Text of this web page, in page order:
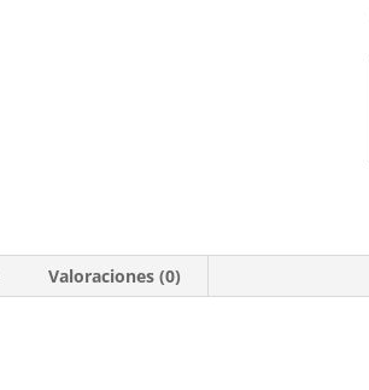
Valoraciones (0)